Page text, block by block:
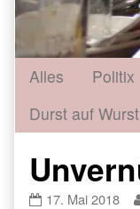
Alles Politix
Durst auf Wurst
Unvernünftige
17. Mai 2018